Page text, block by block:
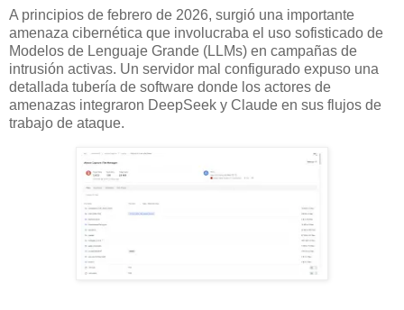
A principios de febrero de 2026, surgió una importante
amenaza cibernética que involucraba el uso sofisticado de
Modelos de Lenguaje Grande (LLMs) en campañas de
intrusión activas. Un servidor mal configurado expuso una
detallada tubería de software donde los actores de
amenazas integraron DeepSeek y Claude en sus flujos de
trabajo de ataque.